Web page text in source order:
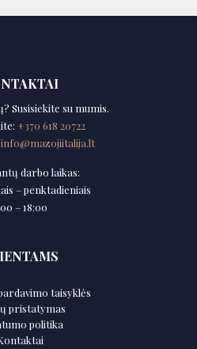
Susisiekite su mumis.
+370 618 20722
info@mazojiitalija.lt
darbo laikas:
– penktadieniais
– 18:00
taisyklės
pristatymas
politika